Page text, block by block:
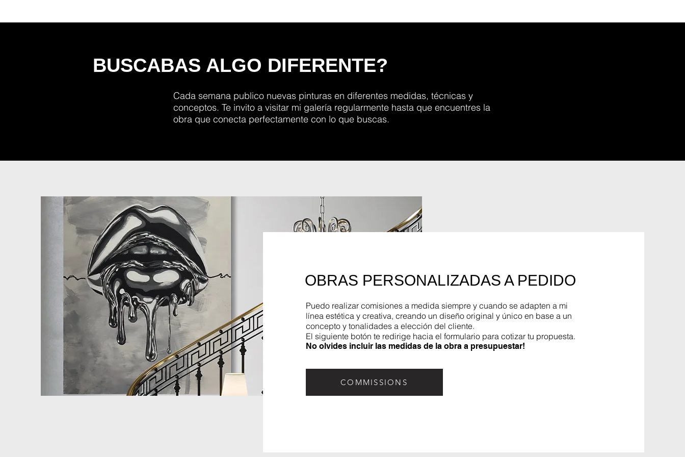
BUSCABAS ALGO DIFERENTE?
Cada semana publico nuevas pinturas en diferentes medidas, técnicas y
conceptos. Te invito a visitar mi galería regularmente hasta que encuentres la
obra que conecta perfectamente con lo que buscas.
OBRAS PERSONALIZADAS A PEDIDO
Puedo realizar comisiones a medida siempre y cuando se adapten a mi
línea estética y creativa, creando un diseño original y único en base a un
concepto y tonalidades a elección del cliente.
El siguiente botón te redirige hacia el formulario para cotizar tu propuesta.
No olvides incluir las medidas de la obra a presupuestar!
COMMISSIONS